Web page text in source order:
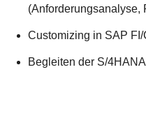
(Anforderungsanalyse,
Customizing in SAP FI/
Begleiten der S/